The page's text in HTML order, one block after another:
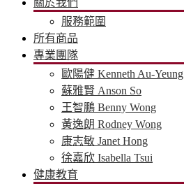
服務範圍
所有商品
專業團隊
歐陽健 Kenneth Au-Yeung
蘇雅賢 Anson So
王智鵬 Benny Wong
黃逸朗 Rodney Wong
康志敏 Janet Hong
徐嘉欣 Isabella Tsui
健康教育